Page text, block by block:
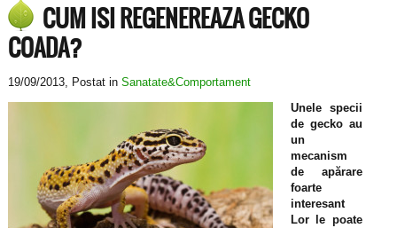
CUM ISI REGENEREAZA GECKO
COADA?
19/09/2013, Postat in Sanatate&Comportament
Unele specii
de gecko au
un
mecanism
de apărare
foarte
interesant
Lor le poate